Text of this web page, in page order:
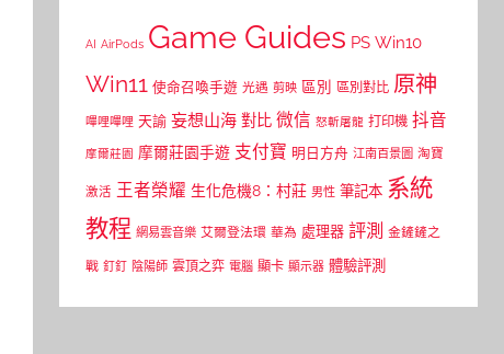
AI AirPods Game Guides PS Win10
Win11 使命召喚手遊 光遇 剪映 區別 區別對比 原神
嗶哩嗶哩 天諭 妄想山海 對比 微信 怒斬屠龍 打印機 抖音
摩爾莊園 摩爾莊園手遊 支付寶 明日方舟 江南百景圖 淘寶
激活 王者榮耀 生化危機8：村莊 男性 筆記本 系統
教程 網易雲音樂 艾爾登法環 華為 處理器 評測 金鏟鏟之
戰 釘釘 陰陽師 雲頂之弈 電腦 顯卡 顯示器 體驗評測